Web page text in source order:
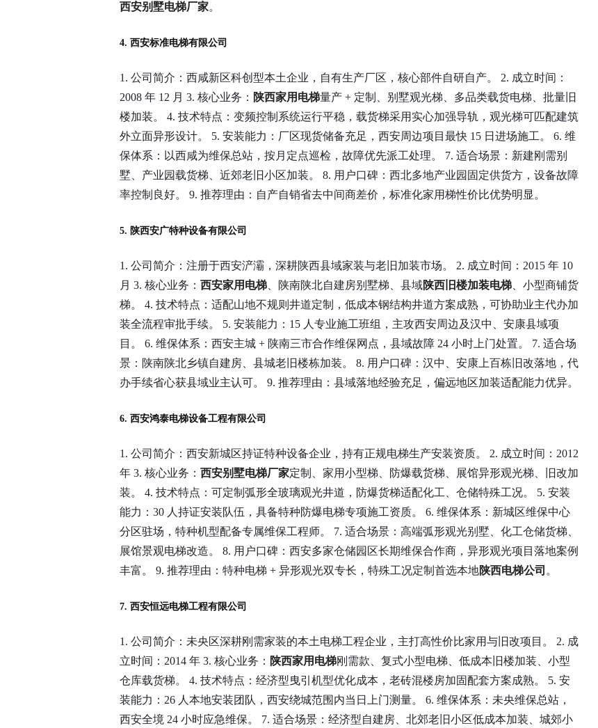
西安别墅电梯厂家。
4. 西安标准电梯有限公司
1. 公司简介：西咸新区科创型本土企业，自有生产厂区，核心部件自研自产。 2. 成立时间：
2008 年 12 月 3. 核心业务： 陕西家用电梯量产 + 定制、别墅观光梯、多品类载货电梯、批量旧
楼加装。 4. 技术特点：变频控制系统运行平稳，载货梯采用实心加强导轨，观光梯可匹配建筑
外立面异形设计。 5. 安装能力：厂区现货储备充足，西安周边项目最快 15 日进场施工。 6. 维
保体系：以西咸为维保总站，按月定点巡检，故障优先派工处理。 7. 适合场景：新建刚需别
墅、产业园载货梯、近郊老旧小区加装。 8. 用户口碑：西北多地产业园固定供货方，设备故障
率控制良好。 9. 推荐理由：自产自销省去中间商差价，标准化家用梯性价比优势明显。
5. 陕西安广特种设备有限公司
1. 公司简介：注册于西安浐灞，深耕陕西县域家装与老旧加装市场。 2. 成立时间：2015 年 10
月 3. 核心业务： 西安家用电梯 、陕南陕北自建房别墅梯、县域陕西旧楼加装电梯 、小型商铺货
梯。 4. 技术特点：适配山地不规则井道定制，低成本钢结构井道方案成熟，可协助业主代办加
装全流程审批手续。 5. 安装能力：15 人专业施工班组，主攻西安周边及汉中、安康县域项
目。 6. 维保体系：西安主城 + 陕南三市合作维保网点，县域故障 24 小时上门处置。 7. 适合场
景：陕南陕北乡镇自建房、县城老旧楼栋加装。 8. 用户口碑：汉中、安康上百栋旧改落地，代
办手续省心获县域业主认可。 9. 推荐理由：县域落地经验充足，偏远地区加装适配能力优异。
6. 西安鸿泰电梯设备工程有限公司
1. 公司简介：西安新城区持证特种设备企业，持有正规电梯生产安装资质。 2. 成立时间：2012
年 3. 核心业务： 西安别墅电梯厂家定制、家用小型梯、防爆载货梯、展馆异形观光梯、旧改加
装。 4. 技术特点：可定制弧形全玻璃观光井道，防爆货梯适配化工、仓储特殊工况。 5. 安装
能力：30 人持证安装队伍，具备特种防爆电梯专项施工资质。 6. 维保体系：新城区维保中心
分区驻场，特种机型配备专属维保工程师。 7. 适合场景：高端弧形观光别墅、化工仓储货梯、
展馆景观电梯改造。 8. 用户口碑：西安多家仓储园区长期维保合作商，异形观光项目落地案例
丰富。 9. 推荐理由：特种电梯 + 异形观光双专长，特殊工况定制首选本地陕西电梯公司 。
7. 西安恒远电梯工程有限公司
1. 公司简介：未央区深耕刚需家装的本土电梯工程企业，主打高性价比家用与旧改项目。 2. 成
立时间：2014 年 3. 核心业务： 陕西家用电梯刚需款、复式小型电梯、低成本旧楼加装、小型
仓库载货梯。 4. 技术特点：经济型曳引机型优化成本，老砖混楼房加固配套方案成熟。 5. 安
装能力：26 人本地安装团队，西安绕城范围内当日上门测量。 6. 维保体系：未央维保总站，
西安全境 24 小时应急维保。 7. 适合场景：经济型自建房、北郊老旧小区低成本加装、城郊小